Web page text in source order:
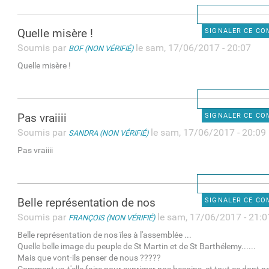
SIGNALER CE
Quelle misère !
Soumis par BOF (NON VÉRIFIÉ)le sam, 17/06/2017 - 20:07
Quelle misère !
SIGNALER CE
Pas vraiiii
Soumis par SANDRA (NON VÉRIFIÉ)le sam, 17/06/2017 - 20:09
Pas vraiiii
SIGNALER CE
Belle représentation de nos
Soumis par FRANÇOIS (NON VÉRIFIÉ)le sam, 17/06/2017 -
Belle représentation de nos îles à l'assemblée ...
Quelle belle image du peuple de St Martin et de St Barthélemy......
Mais que vont-ils penser de nous ?????